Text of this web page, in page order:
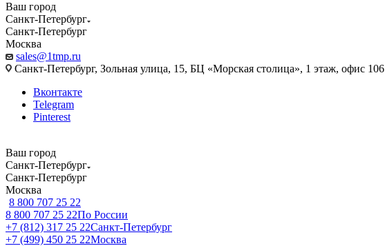
Ваш город
Санкт-Петербург
Санкт-Петербург
Москва
sales@1tmp.ru
Санкт-Петербург, Зольная улица, 15, БЦ «Морская столица», 1 этаж, офис 106
Вконтакте
Telegram
Pinterest
Ваш город
Санкт-Петербург
Санкт-Петербург
Москва
8 800 707 25 22
8 800 707 25 22По России
+7 (812) 317 25 22Санкт-Петербург
+7 (499) 450 25 22Москва